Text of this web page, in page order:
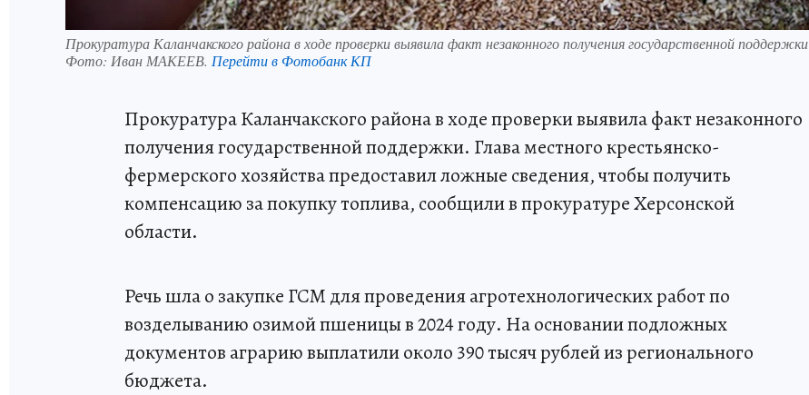
Прокуратура Каланчакского района в ходе проверки выявила факт незаконного получения государственной поддержки
Фото: Иван МАКЕЕВ. Перейти в Фотобанк КП
Прокуратура Каланчакского района в ходе проверки выявила факт незаконного
получения государственной поддержки. Глава местного крестьянско-
фермерского хозяйства предоставил ложные сведения, чтобы получить
компенсацию за покупку топлива, сообщили в прокуратуре Херсонской
области.
Речь шла о закупке ГСМ для проведения агротехнологических работ по
возделыванию озимой пшеницы в 2024 году. На основании подложных
документов аграрию выплатили около 390 тысяч рублей из регионального
бюджета.